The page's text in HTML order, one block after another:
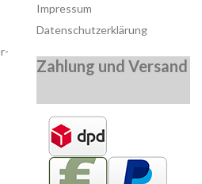
Impressum
Datenschutzerklärung
Zahlung und Versand